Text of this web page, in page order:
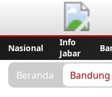
Nasional
Info
Jabar
Beranda Bandung